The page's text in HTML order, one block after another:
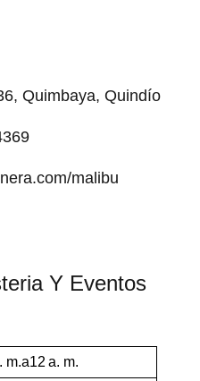
Quimbaya, Quindío
malibu
Y Eventos
m.a12 a. m.